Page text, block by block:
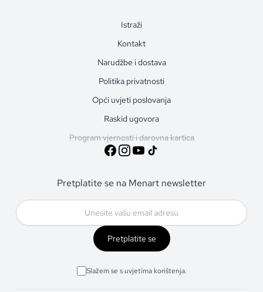
Istraži
Kontakt
Narudžbe i dostava
Politika privatnosti
Opći uvjeti poslovanja
Raskid ugovora
Program vjernosti i darovna kartica
Pretplatite se na Menart newsletter
Pretplatite se
Slažem se s uvjetima korištenja.